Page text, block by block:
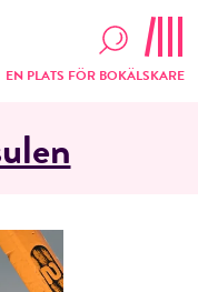
EN PLATS FÖR BOKÄLSKARE